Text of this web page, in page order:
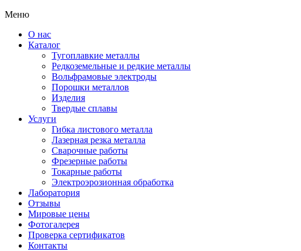
Меню
О нас
Каталог
Тугоплавкие металлы
Редкоземельные и редкие металлы
Вольфрамовые электроды
Порошки металлов
Изделия
Твердые сплавы
Услуги
Гибка листового металла
Лазерная резка металла
Сварочные работы
Фрезерные работы
Токарные работы
Электроэрозионная обработка
Лаборатория
Отзывы
Мировые цены
Фотогалерея
Проверка сертификатов
Контакты